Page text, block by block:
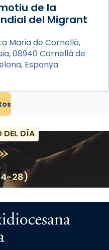
l’antiga Iluro.
relíq
de la
del Migrant
Maria de Cornellà,
08940 Cornellà de
Espanya
DEL DÍA
28)